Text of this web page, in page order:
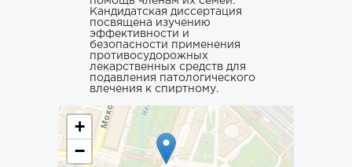
Кандидатская диссертация
посвящена изучению
эффективности и
безопасности применения
противосудорожных
лекарственных средств для
подавления патологического
влечения к спиртному.
+
−